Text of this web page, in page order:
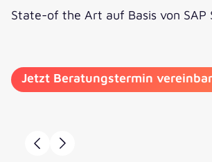
State-of the Art auf Basis von SAP
Jetzt Beratungstermin